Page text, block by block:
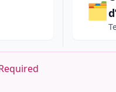
🗂️